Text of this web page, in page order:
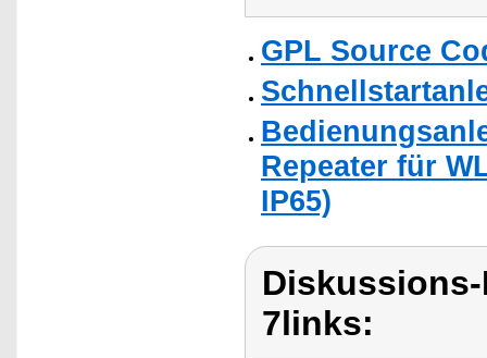
GPL Source
Repeater für
IP65)
7links: